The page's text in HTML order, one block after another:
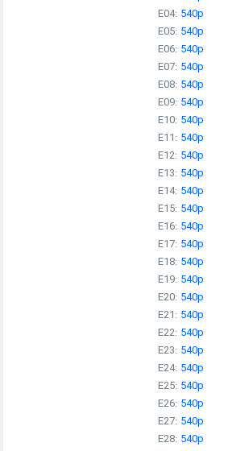
E04: 540p
E05: 540p
E06: 540p
E07: 540p
E08: 540p
E09: 540p
E10: 540p
E11: 540p
E12: 540p
E13: 540p
E14: 540p
E15: 540p
E16: 540p
E17: 540p
E18: 540p
E19: 540p
E20: 540p
E21: 540p
E22: 540p
E23: 540p
E24: 540p
E25: 540p
E26: 540p
E27: 540p
E28: 540p